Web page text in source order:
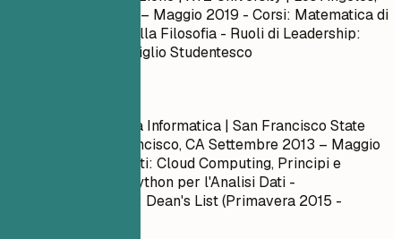
Settembre 2015 – Maggio 2019 - Corsi: Matematica di
base, Introduzione alla Filosofia - Ruoli di Leadership:
Presidente del Consiglio Studentesco
Laurea in Ingegneria Informatica | San Francisco State
University | San Francisco, CASettembre 2013 – Maggio
- Corsi Rilevanti: Cloud Computing, Principi e
Pratiche DevOps, Python per l'Analisi Dati -
Onorificenze/Premi: Dean's List (Primavera 2015 -